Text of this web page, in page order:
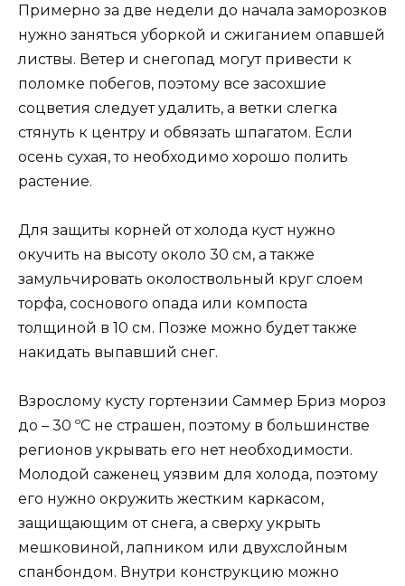
Примерно за две недели до начала заморозков
нужно заняться уборкой и сжиганием опавшей
листвы. Ветер и снегопад могут привести к
поломке побегов, поэтому все засохшие
соцветия следует удалить, а ветки слегка
стянуть к центру и обвязать шпагатом. Если
осень сухая, то необходимо хорошо полить
растение.
Для защиты корней от холода куст нужно
окучить на высоту около 30 см, а также
замульчировать околоствольный круг слоем
торфа, соснового опада или компоста
толщиной в 10 см. Позже можно будет также
накидать выпавший снег.
Взрослому кусту гортензии Саммер Бриз мороз
до – 30 ºC не страшен, поэтому в большинстве
регионов укрывать его нет необходимости.
Молодой саженец уязвим для холода, поэтому
его нужно окружить жестким каркасом,
защищающим от снега, а сверху укрыть
мешковиной, лапником или двухслойным
спанбондом. Внутри конструкцию можно